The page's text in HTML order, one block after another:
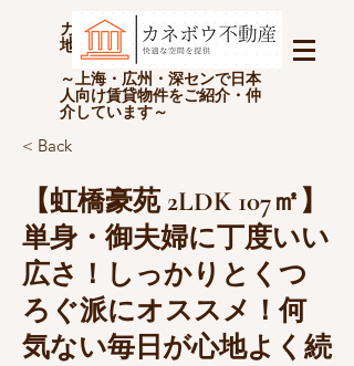
カネボウ不動産(上海金坊房
地产经纪有限公司)
～上海・広州・深センで日本
人向け賃貸物件をご紹介・仲
介しています～
< Back
【虹橋豪苑 2LDK 107㎡】
単身・御夫婦に丁度いい
広さ！しっかりとくつ
ろぐ派にオススメ！何
気ない毎日が心地よく続